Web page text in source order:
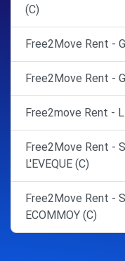
(C)
Free2Move Rent -
Free2Move Rent -
Free2move Rent -
Free2Move Rent -
L'EVEQUE (C)
Free2Move Rent -
ECOMMOY (C)